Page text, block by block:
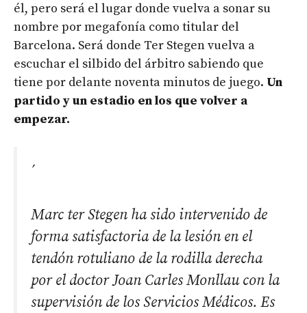
él, pero será el lugar donde vuelva a sonar su
nombre por megafonía como titular del
Barcelona. Será donde Ter Stegen vuelva a
escuchar el silbido del árbitro sabiendo que
tiene por delante noventa minutos de juego. Un
partido y un estadio en los que volver a
empezar.
Marc ter Stegen ha sido intervenido de
forma satisfactoria de la lesión en el
tendón rotuliano de la rodilla derecha
por el doctor Joan Carles Monllau con la
supervisión de los Servicios Médicos. Es